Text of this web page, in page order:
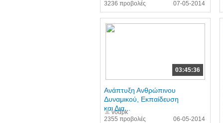
3236 προβολές
07-05-2014
03:45:36
2355 προβολές
Ανάπτυξη Ανθρώπινου
Δυναμικού, Εκπαίδευση
και Δια...
vodpk
06-05-2014